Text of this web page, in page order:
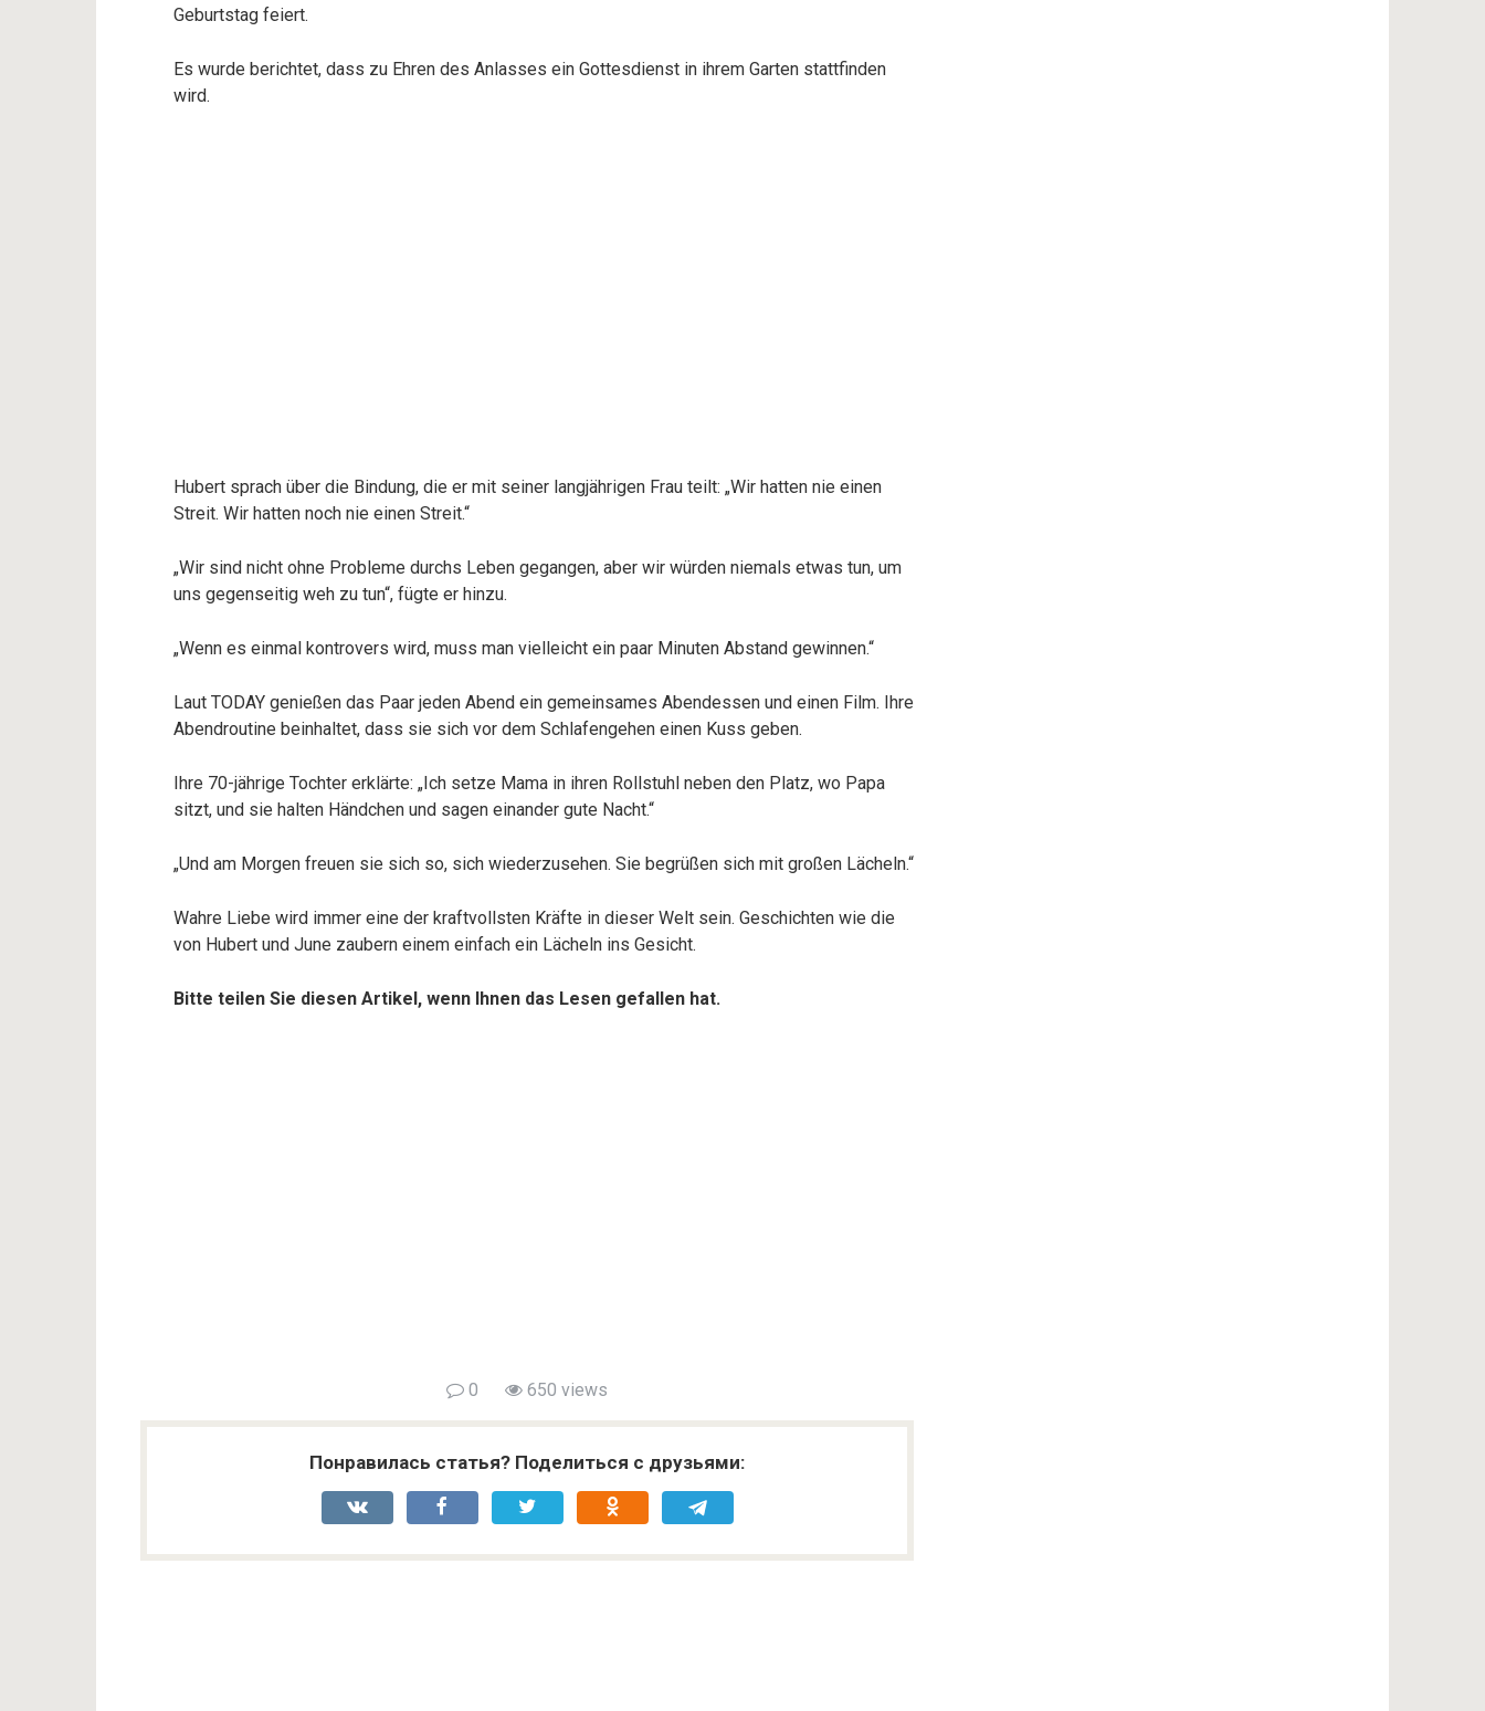
Geburtstag feiert.
Es wurde berichtet, dass zu Ehren des Anlasses ein Gottesdienst in ihrem Garten stattfinden
wird.
Hubert sprach über die Bindung, die er mit seiner langjährigen Frau teilt: „Wir hatten nie einen
Streit. Wir hatten noch nie einen Streit.“
„Wir sind nicht ohne Probleme durchs Leben gegangen, aber wir würden niemals etwas tun, um
uns gegenseitig weh zu tun“, fügte er hinzu.
„Wenn es einmal kontrovers wird, muss man vielleicht ein paar Minuten Abstand gewinnen.“
Laut TODAY genießen das Paar jeden Abend ein gemeinsames Abendessen und einen Film. Ihre
Abendroutine beinhaltet, dass sie sich vor dem Schlafengehen einen Kuss geben.
Ihre 70-jährige Tochter erklärte: „Ich setze Mama in ihren Rollstuhl neben den Platz, wo Papa
sitzt, und sie halten Händchen und sagen einander gute Nacht.“
„Und am Morgen freuen sie sich so, sich wiederzusehen. Sie begrüßen sich mit großen Lächeln.“
Wahre Liebe wird immer eine der kraftvollsten Kräfte in dieser Welt sein. Geschichten wie die
von Hubert und June zaubern einem einfach ein Lächeln ins Gesicht.
Bitte teilen Sie diesen Artikel, wenn Ihnen das Lesen gefallen hat.
0 650 views
Понравилась статья? Поделиться с друзьями: